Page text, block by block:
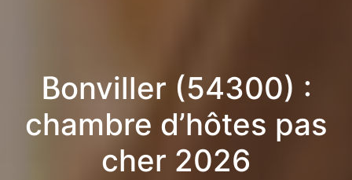
Bonviller (54300) :
chambre d’hôtes pas
cher 2026